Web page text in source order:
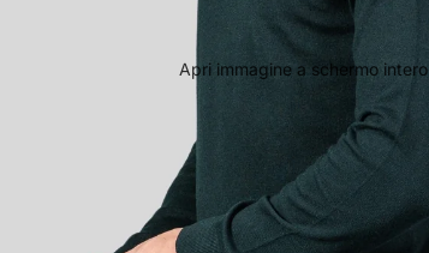
Apri immagine a schermo intero